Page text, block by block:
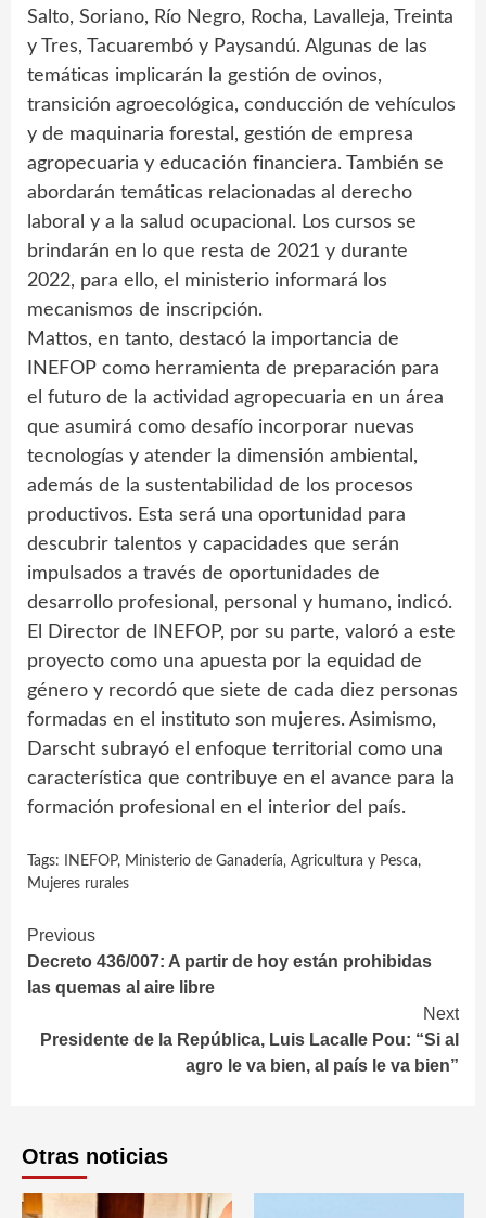
Salto, Soriano, Río Negro, Rocha, Lavalleja, Treinta
y Tres, Tacuarembó y Paysandú. Algunas de las
temáticas implicarán la gestión de ovinos,
transición agroecológica, conducción de vehículos
y de maquinaria forestal, gestión de empresa
agropecuaria y educación financiera. También se
abordarán temáticas relacionadas al derecho
laboral y a la salud ocupacional. Los cursos se
brindarán en lo que resta de 2021 y durante
2022, para ello, el ministerio informará los
mecanismos de inscripción.
Mattos, en tanto, destacó la importancia de
INEFOP como herramienta de preparación para
el futuro de la actividad agropecuaria en un área
que asumirá como desafío incorporar nuevas
tecnologías y atender la dimensión ambiental,
además de la sustentabilidad de los procesos
productivos. Esta será una oportunidad para
descubrir talentos y capacidades que serán
impulsados a través de oportunidades de
desarrollo profesional, personal y humano, indicó.
El Director de INEFOP, por su parte, valoró a este
proyecto como una apuesta por la equidad de
género y recordó que siete de cada diez personas
formadas en el instituto son mujeres. Asimismo,
Darscht subrayó el enfoque territorial como una
característica que contribuye en el avance para la
formación profesional en el interior del país.
Tags: INEFOP, Ministerio de Ganadería‚ Agricultura y Pesca,
Mujeres rurales
Continue
Reading
Previous
Decreto 436/007: A partir de hoy están prohibidas
las quemas al aire libre
Next
Presidente de la República, Luis Lacalle Pou: “Si al
agro le va bien, al país le va bien”
Otras noticias